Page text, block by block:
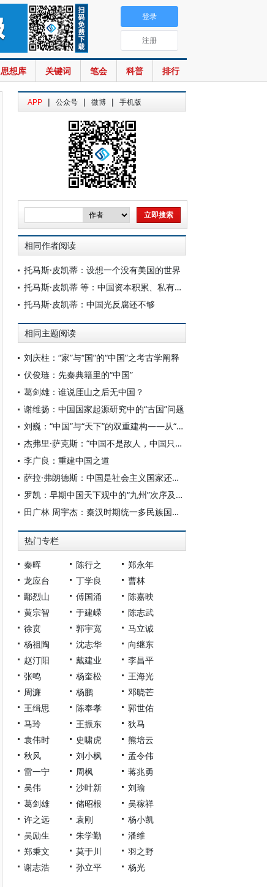
思想库 关键词 笔会 科普 排行
登录
注册
APP | 公众号 | 微博 | 手机版
相同作者阅读
托马斯·皮凯蒂：设想一个没有美国的世界
托马斯·皮凯蒂 等：中国资本积累、私有财产与不平等的增长：1978—2015
托马斯·皮凯蒂：中国光反腐还不够
相同主题阅读
刘庆柱：“家”与“国”的“中国”之考古学阐释
伏俊琏：先秦典籍里的“中国”
葛剑雄：谁说厓山之后无中国？
谢维扬：中国国家起源研究中的“古国”问题
刘巍：“中国”与“天下”的双重建构——从“周虽旧邦，其命维新”论中国古典政教之奠基
杰弗里·萨克斯：“中国不是敌人，中国只是一个成功的故事”
李广良：重建中国之道
萨拉·弗朗德斯：中国是社会主义国家还是帝国主义国家？
罗凯：早期中国天下观中的“九州”次序及其时代特征
田广林 周宇杰：秦汉时期统一多民族国家语境下的“中国”认同
热门专栏
秦晖 陈行之
郑永年
龙应台
丁学良
曹林
鄢烈山
傅国涌
陈嘉映
黄宗智
于建嵘
陈志武
徐贲
郭宇宽
马立诚
杨祖陶
沈志华
向继东
赵汀阳
戴建业
李昌平
张鸣
杨奎松
王海光
周濂
杨鹏
邓晓芒
王缉思
陈奉孝
郭世佑
马玲
王振东
狄马
袁伟时
史啸虎
熊培云
秋风
刘小枫
孟令伟
雷一宁
周枫
蒋兆勇
吴伟
沙叶新
刘瑜
葛剑雄
储昭根
吴稼祥
许之远
袁刚
杨小凯
吴励生
朱学勤
潘维
郑秉文
莫于川
羽之野
谢志浩
孙立平 杨光